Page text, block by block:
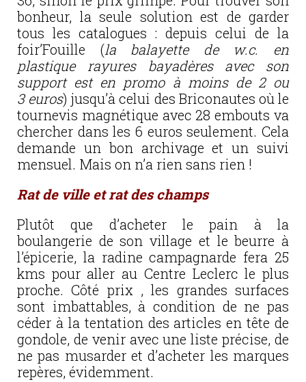
bonheur, la seule solution est de garder
tous les catalogues : depuis celui de la
foir’Fouille (la balayette de w.c. en
plastique rayures bayadères avec son
support est en promo à moins de 2 ou
3 euros) jusqu’à celui des Briconautes où le
tournevis magnétique avec 28 embouts va
chercher dans les 6 euros seulement. Cela
demande un bon archivage et un suivi
mensuel. Mais on n’a rien sans rien !
Rat de ville et rat des champs
Plutôt que d’acheter le pain à la
boulangerie de son village et le beurre à
l’épicerie, la radine campagnarde fera 25
kms pour aller au Centre Leclerc le plus
proche. Côté prix , les grandes surfaces
sont imbattables, à condition de ne pas
céder à la tentation des articles en tête de
gondole, de venir avec une liste précise, de
ne pas musarder et d’acheter les marques
repères, évidemment.